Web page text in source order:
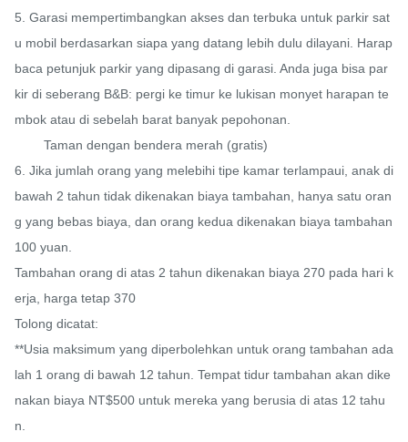
5. Garasi mempertimbangkan akses dan terbuka untuk parkir sat
u mobil berdasarkan siapa yang datang lebih dulu dilayani. Harap
baca petunjuk parkir yang dipasang di garasi. Anda juga bisa par
kir di seberang B&B: pergi ke timur ke lukisan monyet harapan te
mbok atau di sebelah barat banyak pepohonan.
6. Jika jumlah orang yang melebihi tipe kamar terlampaui, anak di
bawah 2 tahun tidak dikenakan biaya tambahan, hanya satu oran
g yang bebas biaya, dan orang kedua dikenakan biaya tambahan
100 yuan.
Tambahan orang di atas 2 tahun dikenakan biaya 270 pada hari k
erja, harga tetap 370
Tolong dicatat:
**Usia maksimum yang diperbolehkan untuk orang tambahan ada
lah 1 orang di bawah 12 tahun. Tempat tidur tambahan akan dike
nakan biaya NT$500 untuk mereka yang berusia di atas 12 tahu
n.